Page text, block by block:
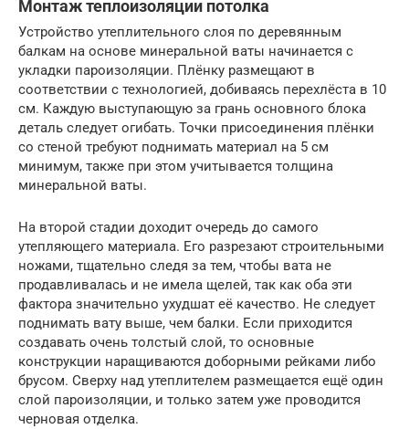
Монтаж теплоизоляции потолка
Устройство утеплительного слоя по деревянным
балкам на основе минеральной ваты начинается с
укладки пароизоляции. Плёнку размещают в
соответствии с технологией, добиваясь перехлёста в 10
см. Каждую выступающую за грань основного блока
деталь следует огибать. Точки присоединения плёнки
со стеной требуют поднимать материал на 5 см
минимум, также при этом учитывается толщина
минеральной ваты.
На второй стадии доходит очередь до самого
утепляющего материала. Его разрезают строительными
ножами, тщательно следя за тем, чтобы вата не
продавливалась и не имела щелей, так как оба эти
фактора значительно ухудшат её качество. Не следует
поднимать вату выше, чем балки. Если приходится
создавать очень толстый слой, то основные
конструкции наращиваются доборными рейками либо
брусом. Сверху над утеплителем размещается ещё один
слой пароизоляции, и только затем уже проводится
черновая отделка.